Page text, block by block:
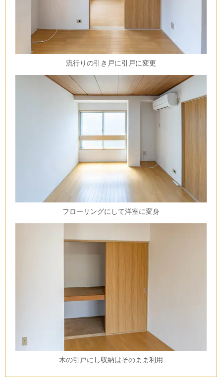
流行りの引き戸に引戸に変更
フローリングにして洋室に変身
木の引戸にし収納はそのまま利用